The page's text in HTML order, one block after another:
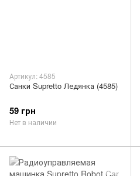
Артикул: 4585
Санки Supretto Ледянка (4585)
59 грн
Нет в наличии